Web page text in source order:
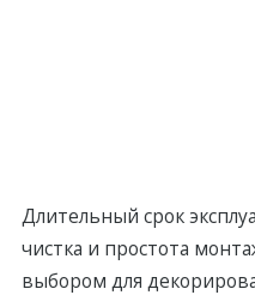
Длительный срок
чистка и простота
выбором для